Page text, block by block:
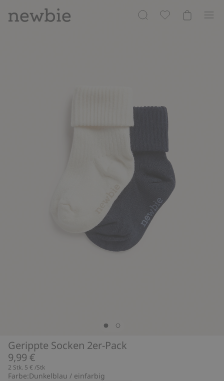
Gerippte Socken 2er-Pack
9,99 €
2 Stk. 5 € /Stk
Farbe:Dunkelblau / einfarbig